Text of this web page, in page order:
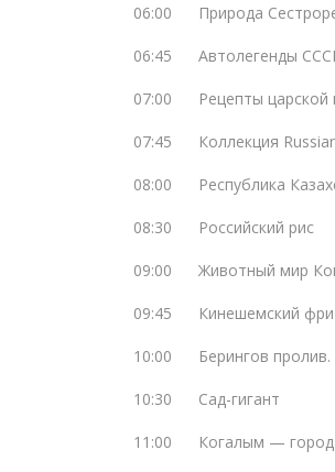
06:00 Природа
06:45 Автолегенды
07:00 Рецепты царской
07:45 Коллекция
08:00 Республика
08:30 Российский рис
09:00 Животный мир
09:45 Кинешемский
10:00 Берингов
10:30 Сад-гигант
11:00 Когалым —